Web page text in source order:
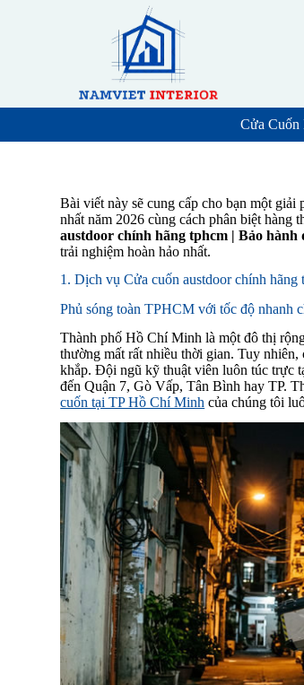
n
Cửa Cuốn
Bài viết này sẽ cung cấp cho bạn một giải
nhất năm 2026 cùng cách phân biệt
austdoor chính hãng tphcm | Bảo
trải nghiệm hoàn hảo nhất.
1. Dịch vụ Cửa cuốn austdoor chính
Phủ sóng toàn TPHCM với tốc độ nhanh
Thành phố Hồ Chí Minh là một đô thị
thường mất rất nhiều thời gian. Tuy
khắp. Đội ngũ kỹ thuật viên luôn túc trực
đến Quận 7, Gò Vấp, Tân Bình hay TP.
cuốn tại TP Hồ Chí Minh của chúng tôi